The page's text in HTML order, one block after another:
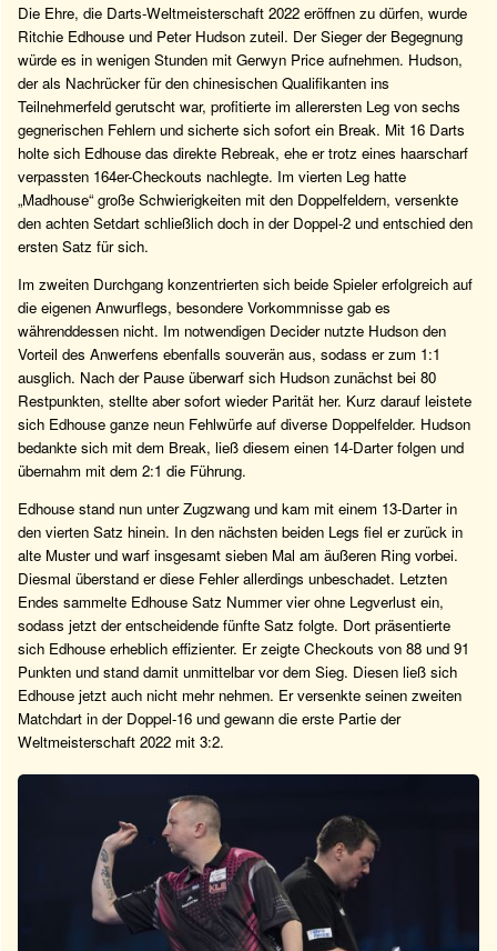
Die Ehre, die Darts-Weltmeisterschaft 2022 eröffnen zu dürfen, wurde
Ritchie Edhouse und Peter Hudson zuteil. Der Sieger der Begegnung
würde es in wenigen Stunden mit Gerwyn Price aufnehmen. Hudson,
der als Nachrücker für den chinesischen Qualifikanten ins
Teilnehmerfeld gerutscht war, profitierte im allerersten Leg von sechs
gegnerischen Fehlern und sicherte sich sofort ein Break. Mit 16 Darts
holte sich Edhouse das direkte Rebreak, ehe er trotz eines haarscharf
verpassten 164er-Checkouts nachlegte. Im vierten Leg hatte
„Madhouse“ große Schwierigkeiten mit den Doppelfeldern, versenkte
den achten Setdart schließlich doch in der Doppel-2 und entschied den
ersten Satz für sich.
Im zweiten Durchgang konzentrierten sich beide Spieler erfolgreich auf
die eigenen Anwurflegs, besondere Vorkommnisse gab es
währenddessen nicht. Im notwendigen Decider nutzte Hudson den
Vorteil des Anwerfens ebenfalls souverän aus, sodass er zum 1:1
ausglich. Nach der Pause überwarf sich Hudson zunächst bei 80
Restpunkten, stellte aber sofort wieder Parität her. Kurz darauf leistete
sich Edhouse ganze neun Fehlwürfe auf diverse Doppelfelder. Hudson
bedankte sich mit dem Break, ließ diesem einen 14-Darter folgen und
übernahm mit dem 2:1 die Führung.
Edhouse stand nun unter Zugzwang und kam mit einem 13-Darter in
den vierten Satz hinein. In den nächsten beiden Legs fiel er zurück in
alte Muster und warf insgesamt sieben Mal am äußeren Ring vorbei.
Diesmal überstand er diese Fehler allerdings unbeschadet. Letzten
Endes sammelte Edhouse Satz Nummer vier ohne Legverlust ein,
sodass jetzt der entscheidende fünfte Satz folgte. Dort präsentierte
sich Edhouse erheblich effizienter. Er zeigte Checkouts von 88 und 91
Punkten und stand damit unmittelbar vor dem Sieg. Diesen ließ sich
Edhouse jetzt auch nicht mehr nehmen. Er versenkte seinen zweiten
Matchdart in der Doppel-16 und gewann die erste Partie der
Weltmeisterschaft 2022 mit 3:2.